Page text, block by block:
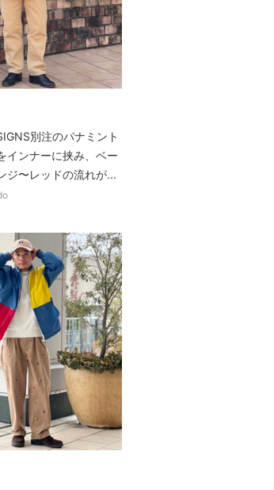
別注のパナミント
インナーに挟み、ベー
ジ〜レッドの流れが...